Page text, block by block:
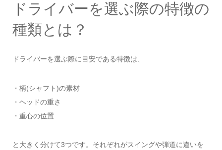
ドライバーを選ぶ際の特徴の
種類とは？
ドライバーを選ぶ際に目安である特徴は、
・柄(シャフト)の素材
・ヘッドの重さ
・重心の位置
と大きく分けて3つです。それぞれがスイングや弾道に違いを